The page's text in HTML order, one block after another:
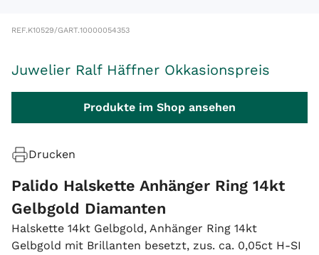
REF.K10529/GART.10000054353
Juwelier Ralf Häffner Okkasionspreis
Produkte im Shop ansehen
Drucken
Palido Halskette Anhänger Ring 14kt
Gelbgold Diamanten
Halskette 14kt Gelbgold, Anhänger Ring 14kt
Gelbgold mit Brillanten besetzt, zus. ca. 0,05ct H-SI